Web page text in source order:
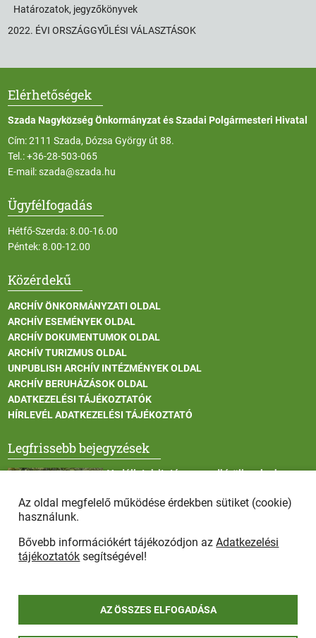
Határozatok, jegyzőkönyvek
2022. ÉVI ORSZÁGGYŰLÉSI VÁLASZTÁSOK
Elérhetőségek
Szada Nagyközség Önkormányzat és Szadai Polgármesteri Hivatal
Cím: 2111 Szada, Dózsa György út 88.
Tel.:+36-28-503-065
E-mail:szada@szada.hu
Ügyfélfogadás
Hétfő-Szerda: 8.00-16.00
Péntek: 8.00-12.00
Közérdekű
ARCHÍV ÖNKORMÁNYZATI OLDAL
ARCHÍV ESEMÉNYEK OLDAL
ARCHÍV DOKUMENTUMOK OLDAL
ARCHÍV TURIZMUS OLDAL
UNPUBLISH ARCHÍV INTÉZMÉNYEK OLDAL
ARCHÍV BERUHÁZÁSOK OLDAL
ADATKEZELÉSI TÁJÉKOZTATÓK
HÍRLEVÉL ADATKEZELÉSI TÁJÉKOZTATÓ
Legfrissebb bejegyzések
Vadállatok itatása a rendkívüli melegben
Afrikai sertéspestis - kérések a lakosság felé
Az oldal megfelelő működése érdekben sütiket (cookie)
használunk.
Bővebb információkért tájékozódjon azAdatkezelési
tájékoztatók segítségével!
AZ ÖSSZES ELFOGADÁSA